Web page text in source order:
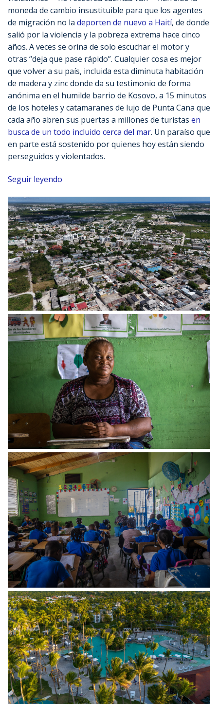
moneda de cambio insustituible para que los agentes
de migración no la deporten de nuevo a Haití, de donde
salió por la violencia y la pobreza extrema hace cinco
años. A veces se orina de solo escuchar el motor y
otras “deja que pase rápido”. Cualquier cosa es mejor
que volver a su país, incluida esta diminuta habitación
de madera y zinc donde da su testimonio de forma
anónima en el humilde barrio de Kosovo, a 15 minutos
de los hoteles y catamaranes de lujo de Punta Cana que
cada año abren sus puertas a millones de turistas en
busca de un todo incluido cerca del mar. Un paraíso que
en parte está sostenido por quienes hoy están siendo
perseguidos y violentados.
Seguir leyendo